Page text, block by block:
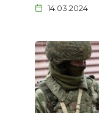
14.03.2024